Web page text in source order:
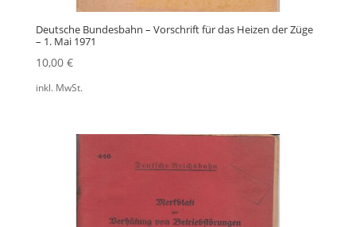
Deutsche Bundesbahn – Vorschrift für das Heizen der Züge
– 1. Mai 1971
10,00 €
inkl. MwSt.